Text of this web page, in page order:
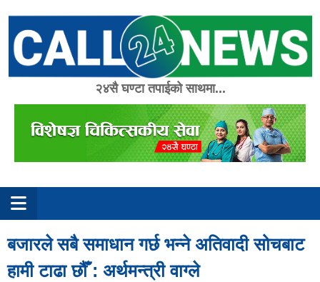
content
२४सै घण्टा तपाईको साथमा...
बजारले सबै समाधान गर्छ भन्ने अतिवादी सोचबाट
हामी टाढा छौँ : अर्थमन्त्री वाग्ले